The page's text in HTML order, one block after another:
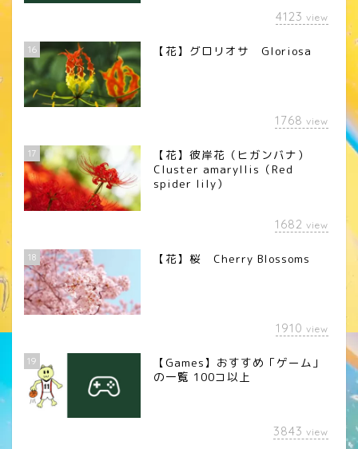
4123 view
16 【花】グロリオサ Gloriosa
1768 view
17
【花】彼岸花（ヒガンバナ）
Cluster amaryllis（Red
spider lily）
1682 view
18 【花】桜 Cherry Blossoms
1910 view
19
【Games】おすすめ「ゲーム」
の一覧 100コ以上
3843 view